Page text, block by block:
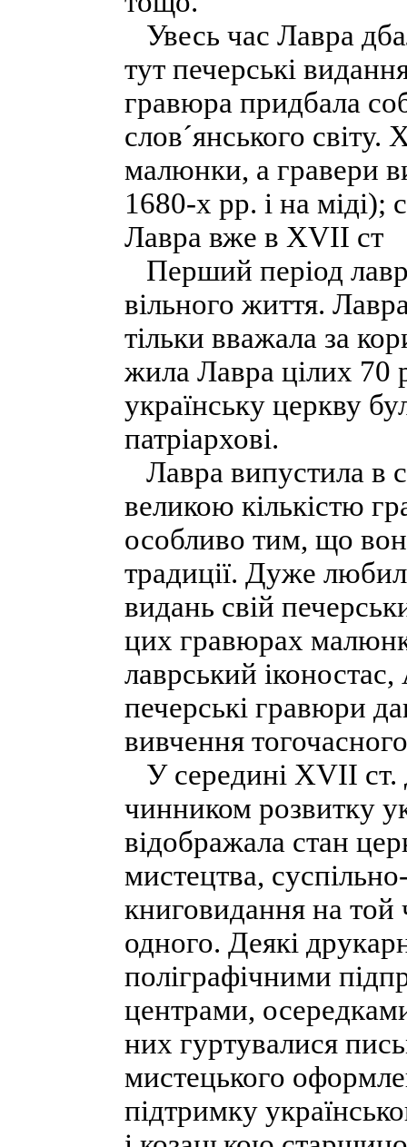
Увесь час Лавра
тут печерські
гравюра придбала
слов´янського
малюнки, а гравери
1680-х pp. і на міді);
Лавра вже в XVII ст
Перший період
вільного життя.
тільки вважала за
жила Лавра цілих 70
українську церкву
патріархові.
Лавра випустила в
великою кількістю
особливо тим, що
традиції. Дуже
видань свій
цих гравюрах
лаврський іконостас,
печерські гравюри
вивчення
У середині XVII ст.
чинником розвитку
відображала стан
мистецтва,
книговидання на той
одного. Деякі
поліграфічними
центрами,
них гуртувалися
мистецького
підтримку